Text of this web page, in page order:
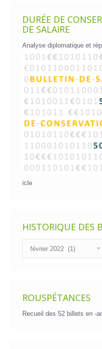
DURÉE DE
DE SALAIRE
Analyse diplomatique et
icle
HISTORIQUE DES
des
billets
ROUSPÉTANCES
Recueil des 52 billets en -